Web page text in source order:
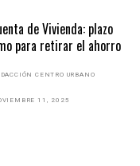
de Vivienda: plazo
para retirar el ahorro
CENTRO URBANO
11, 2025